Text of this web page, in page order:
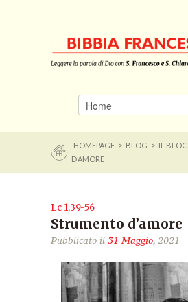
HOMEPAGE > BLOG > IL BLOG
D’AMORE
Lc 1,39-56
Strumento d’amore
Pubblicato il 31 Maggio, 2021